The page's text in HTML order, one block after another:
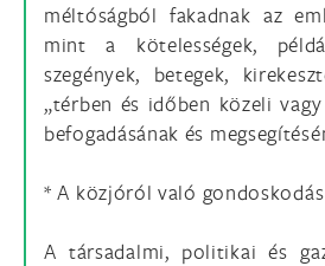
méltóságból fakadnak az
mint a kötelességek,
szegények, betegek,
„térben és időben közeli
befogadásának és
* A közjóról való gondoskodás
A társadalmi, politikai és